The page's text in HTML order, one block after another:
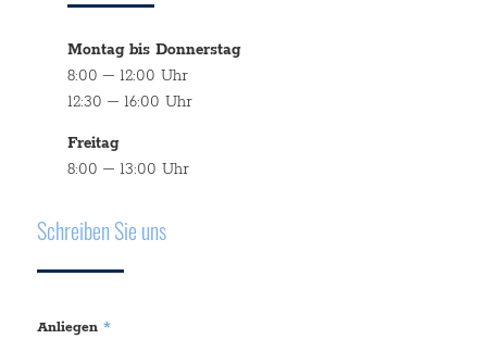
Montag bis Donnerstag
8:00 – 12:00 Uhr
12:30 – 16:00 Uhr
Freitag
8:00 – 13:00 Uhr
Schreiben Sie uns
Anliegen *